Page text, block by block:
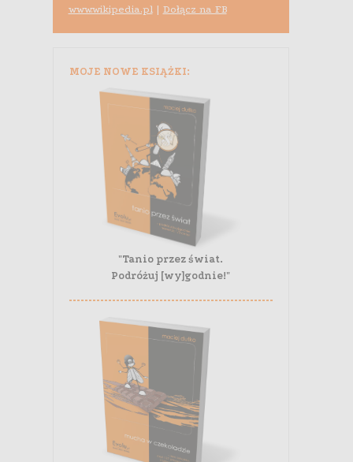
www.wikipedia.pl| Dołącz na FB
MOJE NOWE KSIĄŻKI:
"Tanio przez świat.
Podróżuj [wy]godnie!"